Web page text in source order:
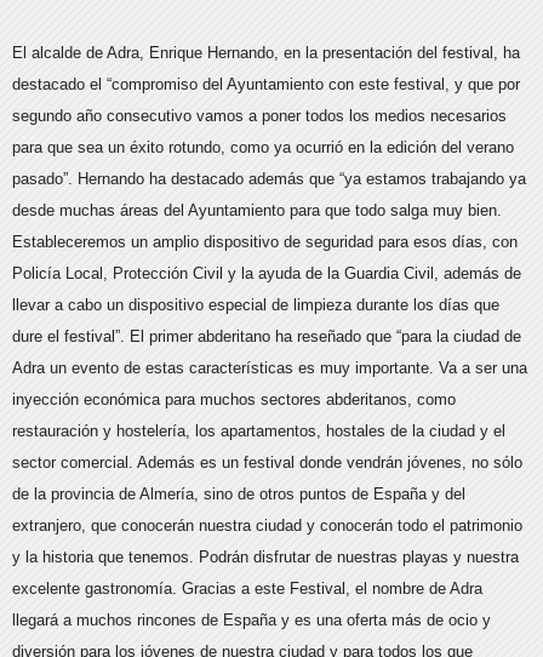
El alcalde de Adra, Enrique Hernando, en la presentación del festival, ha
destacado el “compromiso del Ayuntamiento con este festival, y que por
segundo año consecutivo vamos a poner todos los medios necesarios
para que sea un éxito rotundo, como ya ocurrió en la edición del verano
pasado”. Hernando ha destacado además que “ya estamos trabajando ya
desde muchas áreas del Ayuntamiento para que todo salga muy bien.
Estableceremos un amplio dispositivo de seguridad para esos días, con
Policía Local, Protección Civil y la ayuda de la Guardia Civil, además de
llevar a cabo un dispositivo especial de limpieza durante los días que
dure el festival”. El primer abderitano ha reseñado que “para la ciudad de
Adra un evento de estas características es muy importante. Va a ser una
inyección económica para muchos sectores abderitanos, como
restauración y hostelería, los apartamentos, hostales de la ciudad y el
sector comercial. Además es un festival donde vendrán jóvenes, no sólo
de la provincia de Almería, sino de otros puntos de España y del
extranjero, que conocerán nuestra ciudad y conocerán todo el patrimonio
y la historia que tenemos. Podrán disfrutar de nuestras playas y nuestra
excelente gastronomía. Gracias a este Festival, el nombre de Adra
llegará a muchos rincones de España y es una oferta más de ocio y
diversión para los jóvenes de nuestra ciudad y para todos los que